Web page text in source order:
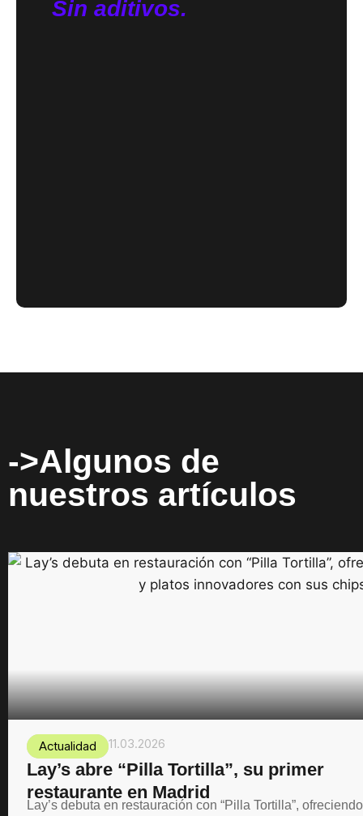
Sin aditivos.
Actualidad 11.03.2026
Lay’s abre “Pilla Tortilla”, su primer
restaurante en Madrid
Lay’s debuta en restauración con “Pilla Tortilla”, ofreciendo
->Algunos de
nuestros artículos